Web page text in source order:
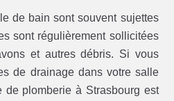
de bain sont souvent sujettes
sont régulièrement sollicitées
et autres débris. Si vous
de drainage dans votre salle
de plomberie à Strasbourg est